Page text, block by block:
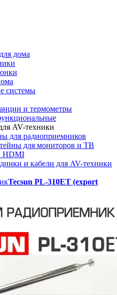
дома
системы
и термометры
AV-техники
для радиоприемников
для мониторов и ТВ
HDMI
и кабели для AV-техники
Tecsun PL-310ET (export